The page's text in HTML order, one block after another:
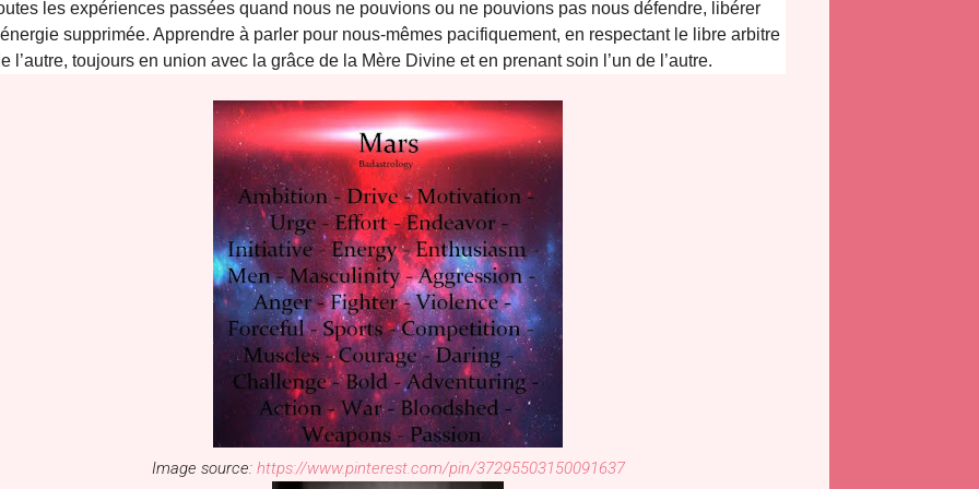
les expériences passées quand nous ne pouvions ou ne pouvions pas nous défendre, libérer
supprimée. Apprendre à parler pour nous-mêmes pacifiquement, en respectant le libre arbitre
l’autre, toujours en union avec la grâce de la Mère Divine et en prenant soin l’un de l’autre.
Image source: https://www.pinterest.com/pin/37295503150091637